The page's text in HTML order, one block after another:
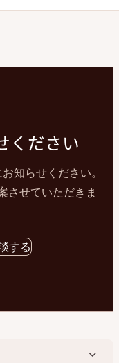
ください
知らせください。
させていただきま
する